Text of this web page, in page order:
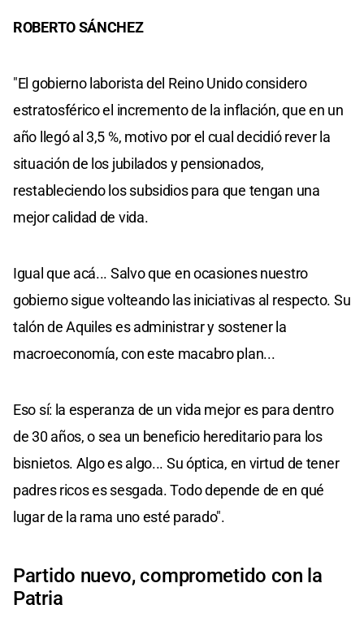
ROBERTO SÁNCHEZ
"El gobierno laborista del Reino Unido considero
estratosférico el incremento de la inflación, que en un
año llegó al 3,5 %, motivo por el cual decidió rever la
situación de los jubilados y pensionados,
restableciendo los subsidios para que tengan una
mejor calidad de vida.
Igual que acá... Salvo que en ocasiones nuestro
gobierno sigue volteando las iniciativas al respecto. Su
talón de Aquiles es administrar y sostener la
macroeconomía, con este macabro plan...
Eso sí: la esperanza de un vida mejor es para dentro
de 30 años, o sea un beneficio hereditario para los
bisnietos. Algo es algo... Su óptica, en virtud de tener
padres ricos es sesgada. Todo depende de en qué
lugar de la rama uno esté parado".
Partido nuevo, comprometido con la
Patria